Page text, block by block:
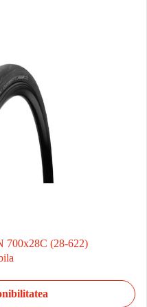
700x28C (28-622)